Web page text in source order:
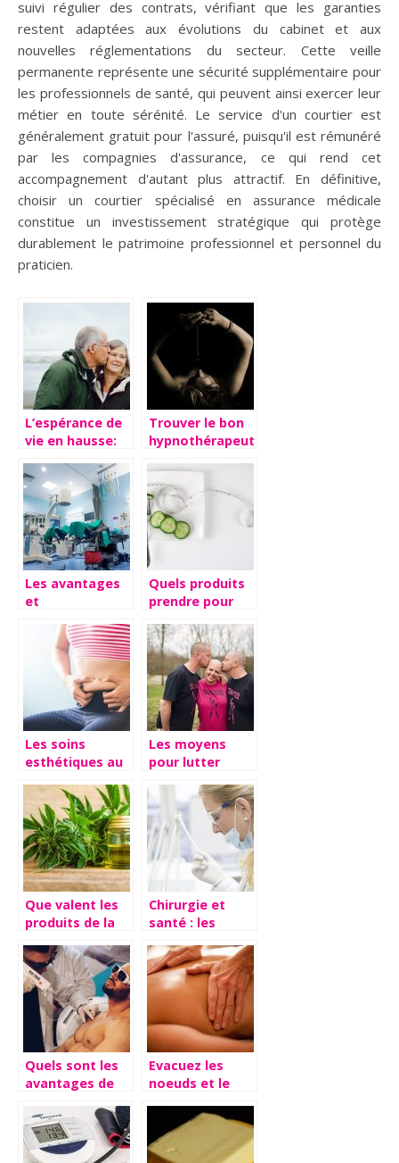
suivi régulier des contrats, vérifiant que les garanties
restent adaptées aux évolutions du cabinet et aux
nouvelles réglementations du secteur. Cette veille
permanente représente une sécurité supplémentaire pour
les professionnels de santé, qui peuvent ainsi exercer leur
métier en toute sérénité. Le service d'un courtier est
généralement gratuit pour l'assuré, puisqu'il est rémunéré
par les compagnies d'assurance, ce qui rend cet
accompagnement d'autant plus attractif. En définitive,
choisir un courtier spécialisé en assurance médicale
constitue un investissement stratégique qui protège
durablement le patrimoine professionnel et personnel du
praticien.
L’espérance de
vie en hausse:
en bonne
santé?
Trouver le bon
hypnothérapeute
votre stress
Les avantages
et
d’une
intervention de
chirurgie
Quels produits
prendre pour
?
Les soins
esthétiques au
image
Les moyens
pour lutter
calvitie et
l’alopécie
Que valent les
produits de la
?
Chirurgie et
santé : les
opérations
possibles sur le
sexe masculin
Quels sont les
avantages de
?
Evacuez les
noeuds et le
massage